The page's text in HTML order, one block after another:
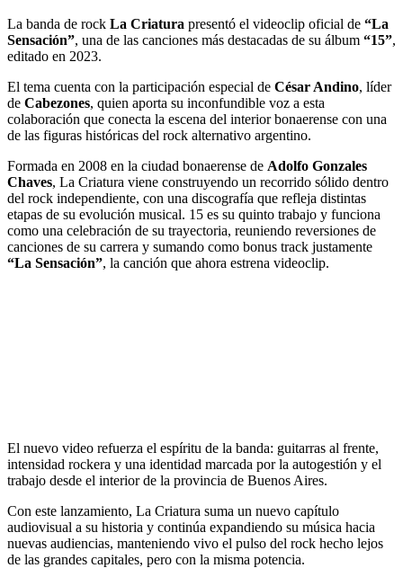
La banda de rock La Criatura presentó el videoclip oficial de “La
Sensación”, una de las canciones más destacadas de su álbum “15”,
editado en 2023.
El tema cuenta con la participación especial de César Andino, líder
de Cabezones, quien aporta su inconfundible voz a esta
colaboración que conecta la escena del interior bonaerense con una
de las figuras históricas del rock alternativo argentino.
Formada en 2008 en la ciudad bonaerense de Adolfo Gonzales
Chaves, La Criatura viene construyendo un recorrido sólido dentro
del rock independiente, con una discografía que refleja distintas
etapas de su evolución musical. 15 es su quinto trabajo y funciona
como una celebración de su trayectoria, reuniendo reversiones de
canciones de su carrera y sumando como bonus track justamente
“La Sensación”, la canción que ahora estrena videoclip.
El nuevo video refuerza el espíritu de la banda: guitarras al frente,
intensidad rockera y una identidad marcada por la autogestión y el
trabajo desde el interior de la provincia de Buenos Aires.
Con este lanzamiento, La Criatura suma un nuevo capítulo
audiovisual a su historia y continúa expandiendo su música hacia
nuevas audiencias, manteniendo vivo el pulso del rock hecho lejos
de las grandes capitales, pero con la misma potencia.